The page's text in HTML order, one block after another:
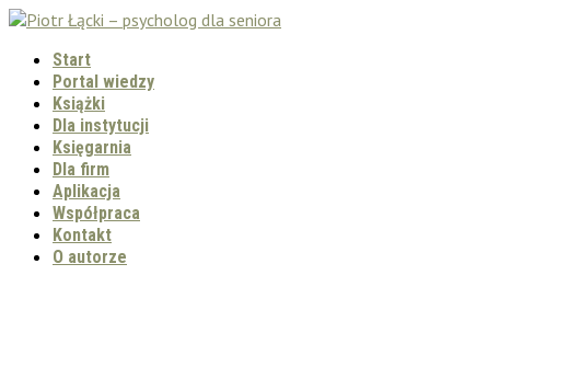
Start
Portal wiedzy
Książki
Dla instytucji
Księgarnia
Dla firm
Aplikacja
Współpraca
Kontakt
O autorze